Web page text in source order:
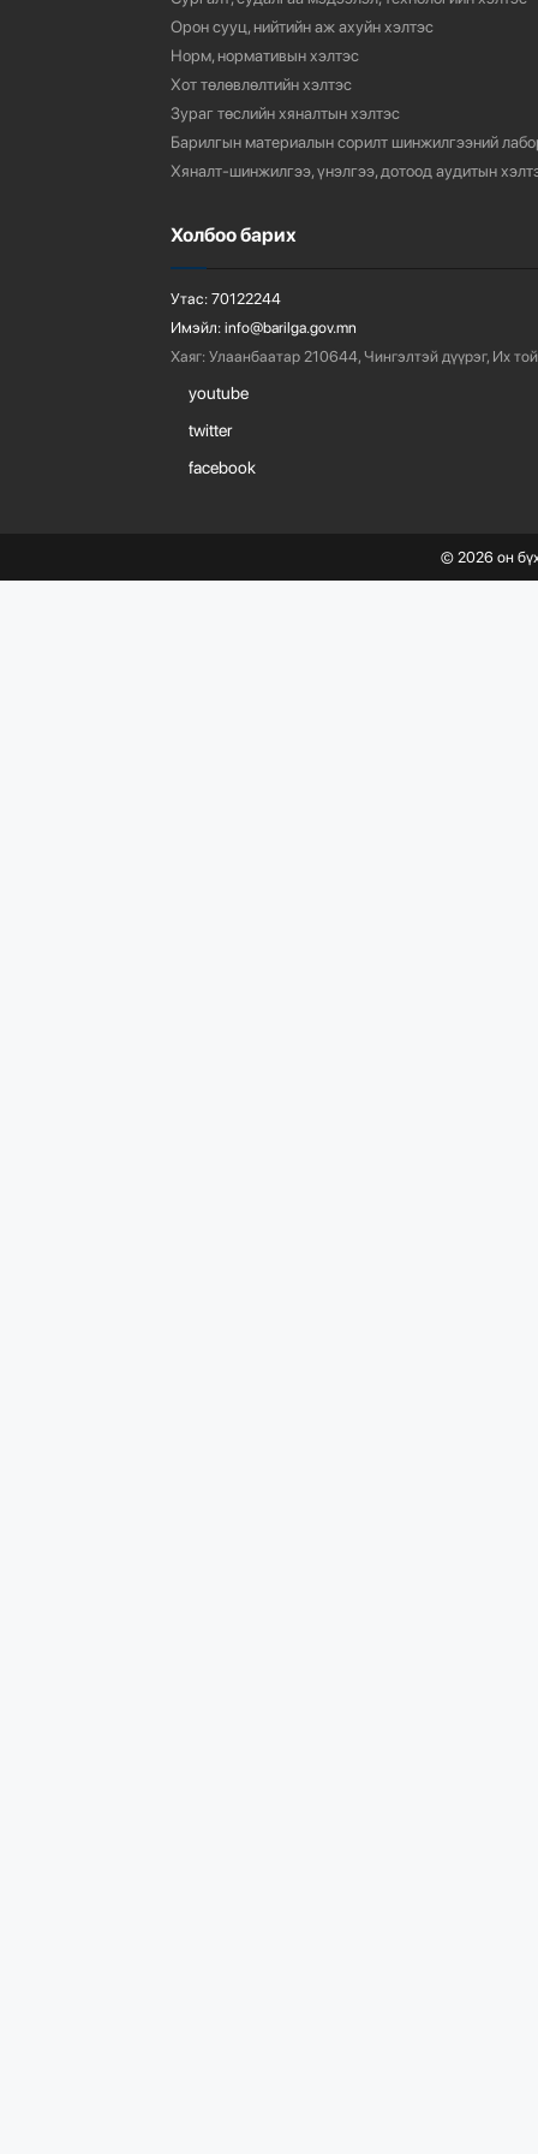
Орон сууц, нийтийн аж ахуйн хэлтэс
Норм, нормативын хэлтэс
Хот төлөвлөлтийн хэлтэс
Зураг төслийн хяналтын хэлтэс
Барилгын материалын сорилт шинжилгээний
Хяналт-шинжилгээ, үнэлгээ, дотоод аудитын
Холбоо барих
Утас: 70122244
Имэйл: info@barilga.gov.mn
Хаяг: Улаанбаатар 210644, Чингэлтэй дүүрэг, Их
youtube
twitter
facebook
© 2026 он